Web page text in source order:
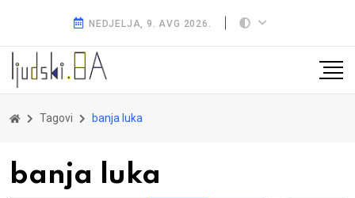
NEDJELJA, 9. AVG 2026.
Tagovi banja luka
banja luka